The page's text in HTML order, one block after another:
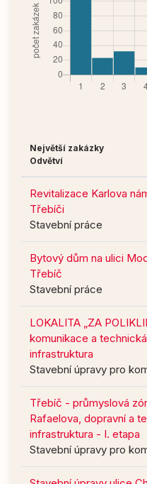
Největší zakázky
Odvětví
Revitalizace Karlova
Třebíči
Stavební práce
Bytový dům na ulici
Třebíč
Stavební práce
LOKALITA „ZA
komunikace a technická
infrastruktura
Stavební úpravy pro
Třebíč - průmyslová
Rafaelova, dopravní a
infrastruktura - I. etapa
Stavební úpravy pro